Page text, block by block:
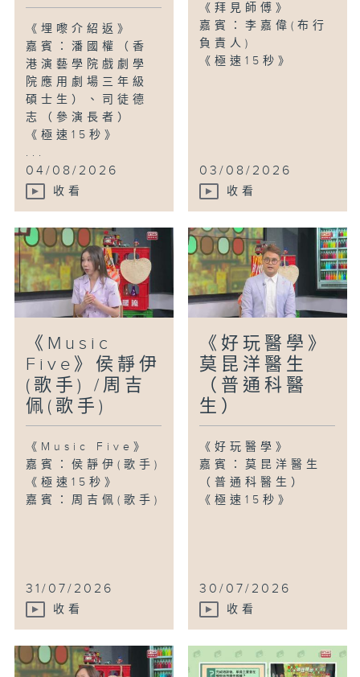
《埋嚟介紹返》
嘉賓：潘國權（香
港演藝學院戲劇學
院應用劇場三年級
碩士生）、司徒德
志（參演長者）
《極速15秒》
...
04/08/2026
收看
《拜見師傅》
嘉賓：李嘉偉(布行
負責人)
《極速15秒》
03/08/2026
收看
《Music
Five》侯靜伊
(歌手) /周吉
佩(歌手)
《Music Five》
嘉賓：侯靜伊(歌手)
《極速15秒》
嘉賓：周吉佩(歌手)
31/07/2026
收看
《好玩醫學》
莫昆洋醫生
（普通科醫
生）
《好玩醫學》
嘉賓：莫昆洋醫生
（普通科醫生）
《極速15秒》
30/07/2026
收看